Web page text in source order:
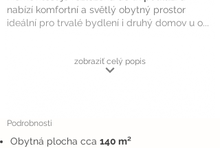
nabízí komfortní a světlý obytný prostor
ideální pro trvalé bydlení i druhý domov u o...
zobraziť celý popis
Podrobnosti
Obytná plocha cca 140 m²